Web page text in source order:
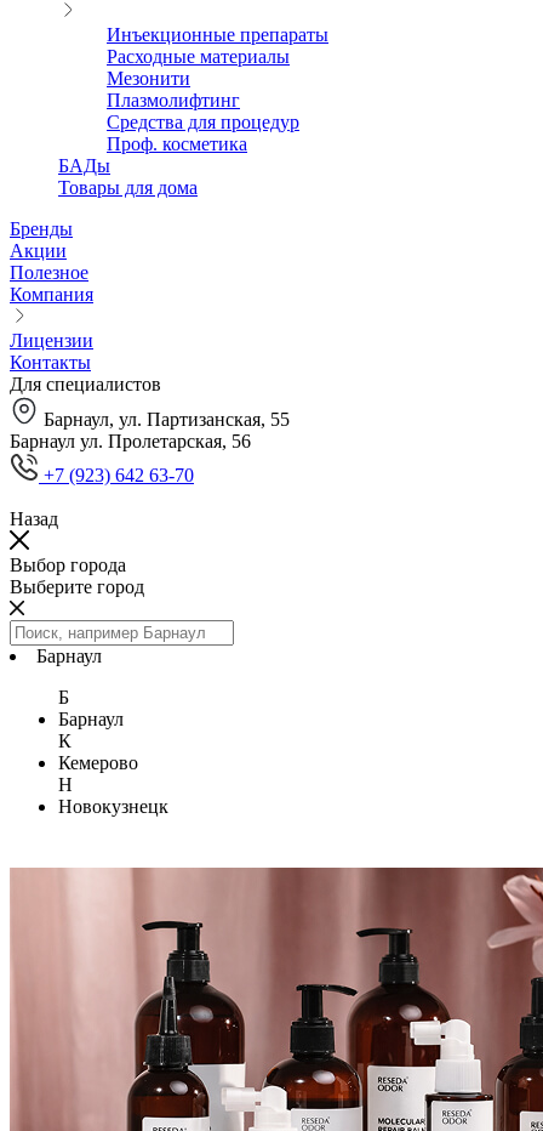
Инъекционные препараты
Расходные материалы
Мезонити
Плазмолифтинг
Средства для процедур
Проф. косметика
БАДы
Товары для дома
Бренды
Акции
Полезное
Компания
Лицензии
Контакты
Для специалистов
Барнаул, ул. Партизанская, 55
Барнаул ул. Пролетарская, 56
+7 (923) 642 63-70
Назад
Выбор города
Выберите город
Барнаул
Б
Барнаул
К
Кемерово
Н
Новокузнецк